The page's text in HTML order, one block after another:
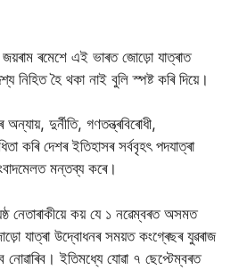
জয়ৰাম ৰমেশে এই ভাৰত জোড়ো যাত্ৰাত
নিহিত হৈ থকা নাই বুলি স্পষ্ট কৰি দিয়ে।
দুর্নীতি, গণতন্ত্ৰবিৰোধী,
কৰি দেশৰ ইতিহাসৰ সৰ্ববৃহৎ পদযাত্ৰা
মন্তব্য কৰে।
নেতাৰাকীয়ে কয় যে ১ নৱেম্বৰত অসমত
যাত্ৰা উদ্বোধনৰ সময়ত কংগ্ৰেছৰ যুৱৰাজ
নোৱাৰিব। ইতিমধ্যে যোৱা ৭ ছেপ্টেম্বৰত